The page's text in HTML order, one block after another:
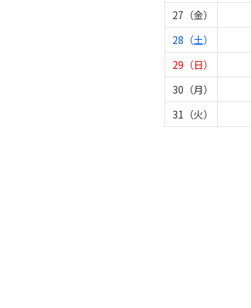
27（金）
28（土）
29（日）
30（月）
31（火）